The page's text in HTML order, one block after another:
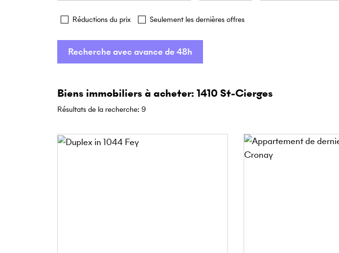
Réductions du prix Seulement les dernières offres
Recherche avec avance de 48h
Biens immobiliers à acheter: 1410 St-Cierges
Résultats de la recherche: 9